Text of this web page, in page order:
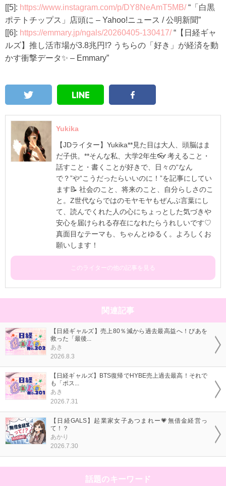
[[5]: https://www.instagram.com/p/DY8NeAmT5MB/“「白黒
ポテトチップス」店頭に – Yahoo!ニュース / 公明新聞”
[[6]: https://emmary.jp/ngals/20260405-130417/“【日経ギャ
ルズ】推し活市場が3.8兆円!? うちらの「好き」が経済を動
かす衝撃データ✨ – Emmary”
Yukika
【JDライター】Yukika**見た目は大人、頭脳はま
だ子供。**そんな私、大学2年生👓 考えること・
話すこと・書くことが好きで、日々の“なん
で？”や“こうだったらいいのに！”を記事にしてい
ます📝 社会のこと、将来のこと、自分らしさのこ
と。Z世代ならではのモヤモヤもぜんぶ言葉にし
て、読んでくれた人の心にちょっとした気づきや
安心を届けられる存在になれたらうれしいです♡
真面目なテーマも、ちゃんとゆるく。よろしくお
願いします！
このライターの他の記事を見る
関連記事
【日経ギャルズ】売上80％減から過去最高益へ！ぴあを
救った「最後...
あき
2026.8.3
【日経ギャルズ】BTS復帰でHYBE売上過去最高！それで
も「ポス...
あき
2026.7.31
【日経GALS】起業家女子あつまれー💗無借金経営っ
て！？
あかり
2026.7.30
話題のキーワード